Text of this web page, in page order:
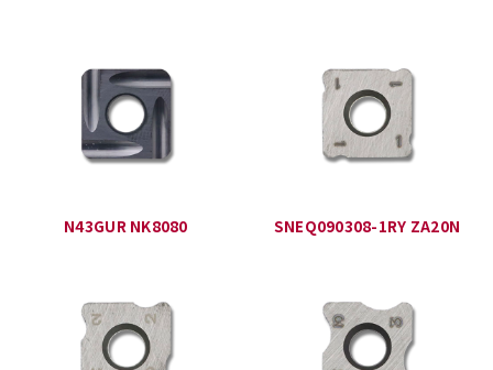
N43GUR NK8080 SNEQ090308-1RY ZA20N